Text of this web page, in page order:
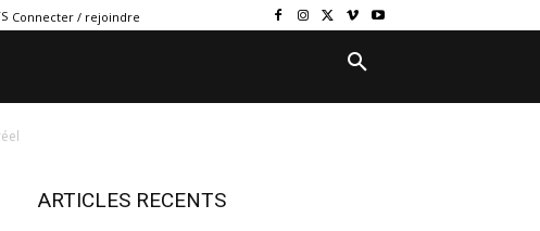
Connecter / rejoindre
ARTICLES RECENTS